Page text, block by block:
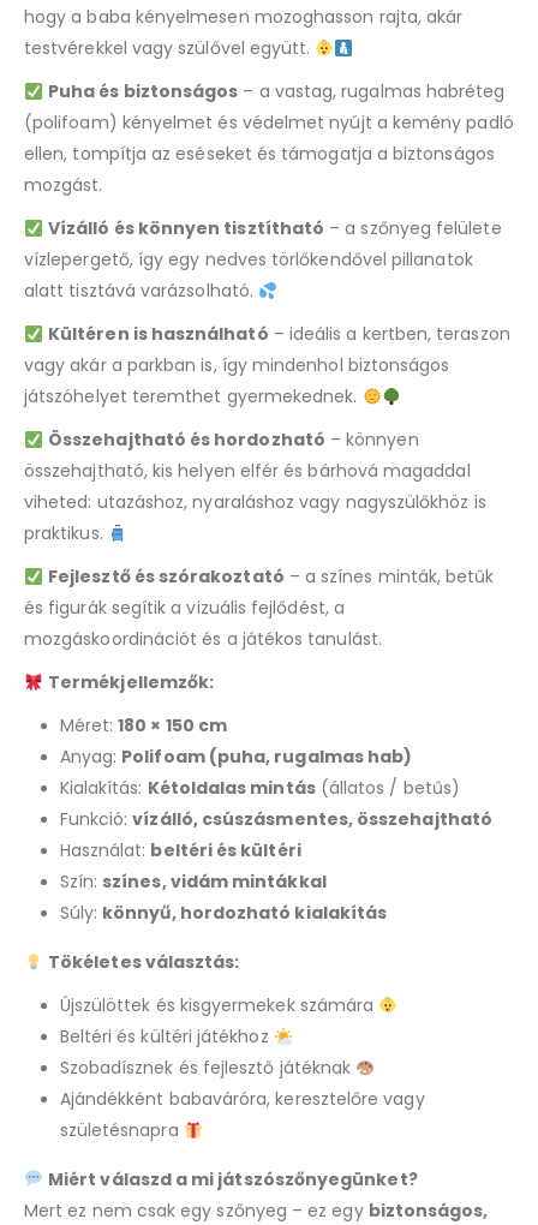
hogy a baba kényelmesen mozoghasson rajta, akár
testvérekkel vagy szülővel együtt.
Puha és biztonságos – a vastag, rugalmas habréteg
(polifoam) kényelmet és védelmet nyújt a kemény padló
ellen, tompítja az eséseket és támogatja a biztonságos
mozgást.
Vízálló és könnyen tisztítható – a szőnyeg felülete
vízlepergető, így egy nedves törlőkendővel pillanatok
alatt tisztává varázsolható.
Kültéren is használható – ideális a kertben, teraszon
vagy akár a parkban is, így mindenhol biztonságos
játszóhelyet teremthet gyermekednek.
Összehajtható és hordozható – könnyen
összehajtható, kis helyen elfér és bárhová magaddal
viheted: utazáshoz, nyaraláshoz vagy nagyszülőkhöz is
praktikus.
Fejlesztő és szórakoztató – a színes minták, betűk
és figurák segítik a vizuális fejlődést, a
mozgáskoordinációt és a játékos tanulást.
Termékjellemzők:
Méret:180 × 150 cm
Anyag: Polifoam (puha, rugalmas hab)
Kialakítás: Kétoldalas mintás(állatos / betűs)
Funkció:vízálló, csúszásmentes, összehajtható
Használat: beltéri és kültéri
Szín: színes, vidám mintákkal
Súly: könnyű, hordozható kialakítás
Tökéletes választás:
Újszülöttek és kisgyermekek számára
Beltéri és kültéri játékhoz
Szobadísznek és fejlesztő játéknak
Ajándékként babaváróra, keresztelőre vagy
születésnapra
Miért válaszd a mi játszószőnyegünket?
Mert ez nem csak egy szőnyeg – ez egy biztonságos,